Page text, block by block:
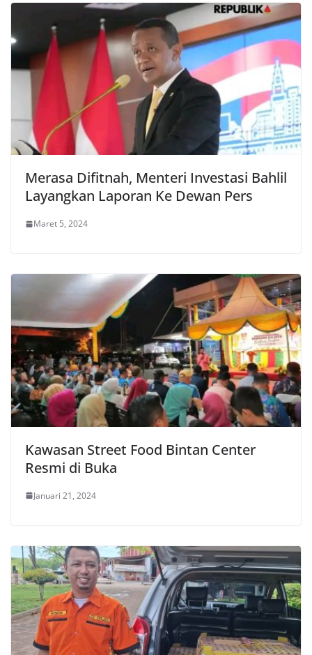
Merasa Difitnah, Menteri Investasi Bahlil
Layangkan Laporan Ke Dewan Pers
Maret 5, 2024
Kawasan Street Food Bintan Center
Resmi di Buka
Januari 21, 2024